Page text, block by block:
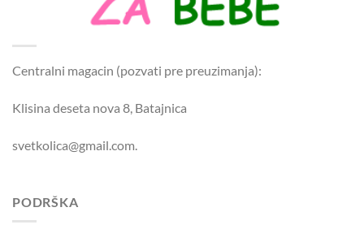
Centralni magacin (pozvati pre preuzimanja):
Klisina deseta nova 8, Batajnica
svetkolica@gmail.com.
PODRŠKA